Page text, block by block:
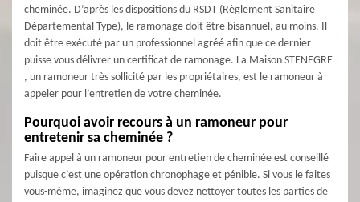
cheminée. D’après les dispositions du RSDT (Règlement Sanitaire
Départemental Type), le ramonage doit être bisannuel, au moins. Il
doit être exécuté par un professionnel agréé afin que ce dernier
puisse vous délivrer un certificat de ramonage. La Maison STENEGRE
, un ramoneur très sollicité par les propriétaires, est le ramoneur à
appeler pour l’entretien de votre cheminée.
Pourquoi avoir recours à un ramoneur pour
entretenir sa cheminée ?
Faire appel à un ramoneur pour entretien de cheminée est conseillé
puisque c’est une opération chronophage et pénible. Si vous le faites
vous-même, imaginez que vous devez nettoyer toutes les parties de